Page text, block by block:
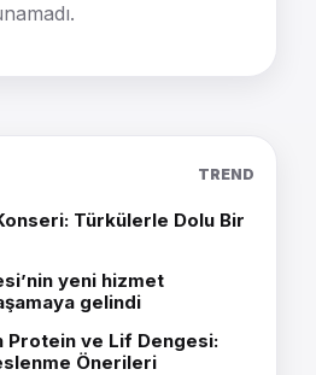
TREND
Türkülerle Dolu Bir
yeni hizmet
gelindi
Protein ve Lif Dengesi:
Önerileri